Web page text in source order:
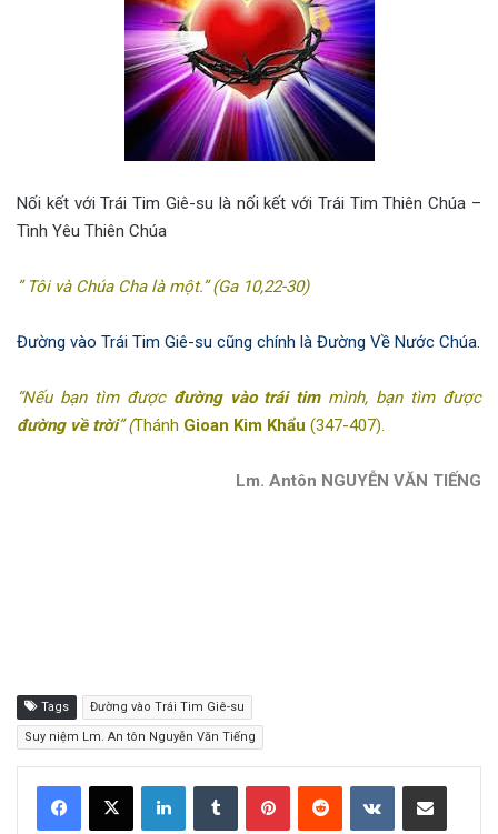
Nối kết với Trái Tim Giê-su là nối kết với Trái Tim Thiên Chúa –
Tình Yêu Thiên Chúa
” Tôi và Chúa Cha là một.” (Ga 10,22-30)
Đường vào Trái Tim Giê-su cũng chính là Đường Về Nước Chúa.
“Nếu bạn tìm được đường vào trái timmình, bạn tìm được
đường về trời” (Thánh Gioan Kim Khẩu (347-407).
Lm. Antôn NGUYỄN VĂN TIẾNG
Tags Đường vào Trái Tim Giê-su
Suy niệm Lm. An tôn Nguyễn Văn Tiếng